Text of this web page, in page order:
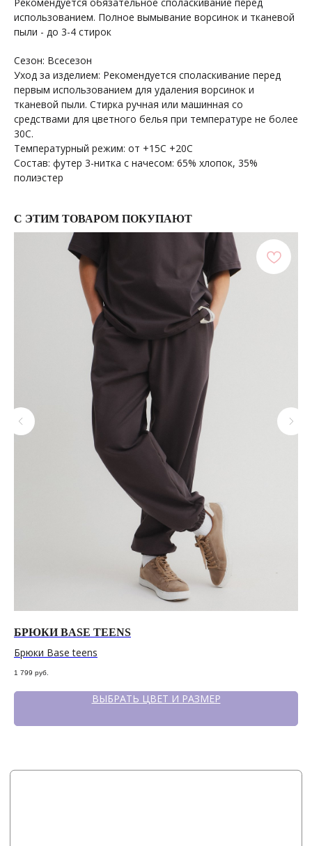
использованием. Полное вымывание ворсинок и тканевой
пыли - до 3-4 стирок
Сезон: Всесезон
Уход за изделием: Рекомендуется споласкивание перед
первым использованием для удаления ворсинок и
тканевой пыли. Стирка ручная или машинная со
средствами для цветного белья при температуре не более
30С.
Температурный режим: от +15С +20С
Состав: футер 3-нитка с начесом: 65% хлопок, 35%
полиэстер
С ЭТИМ ТОВАРОМ ПОКУПАЮТ
БРЮКИ BASE TEENS
Брюки Base teens
1 799 руб.
ВЫБРАТЬ ЦВЕТ И РАЗМЕР
Условия оплаты и возврата
Каталог
Акции
+7 964 429-41-29
WhatsApp
сайт разработан @st_malugina
МЕНЮ
КОНТАКТЫ
+7 964 420-94-43 Telegram
Вконтакте
СОЦСЕТИ